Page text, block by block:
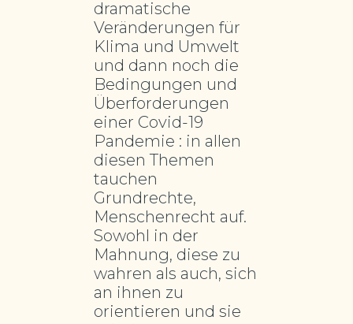
dramatische
Veränderungen für
Klima und Umwelt
und dann noch die
Bedingungen und
Überforderungen
einer Covid-19
Pandemie : in allen
diesen Themen
tauchen
Grundrechte,
Menschenrecht auf.
Sowohl in der
Mahnung, diese zu
wahren als auch, sich
an ihnen zu
orientieren und sie